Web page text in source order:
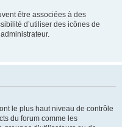
être associées à des
d’utiliser des icônes de
le plus haut niveau de contrôle
du forum comme les